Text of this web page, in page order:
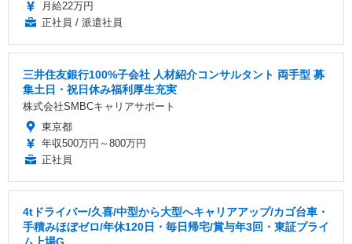
月給22万円
正社員 / 派遣社員
三井住友銀行100%子会社 人材紹介コンサルタント 両手型 募
集土日・祝日休み福利厚生充実
株式会社SMBCキャリアサポート
東京都
年収500万円～800万円
正社員
4tドライバー/久喜/中型から大型へキャリアアップ/カゴ台車・
手積みほぼゼロ/年休120日・毎日帰宅/賞与年3回・東証プライ
ム上場G